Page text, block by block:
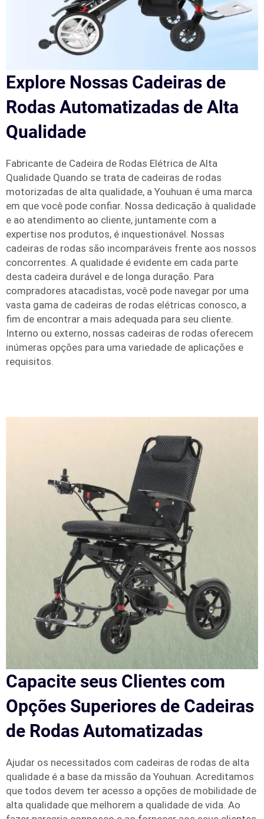
Explore Nossas Cadeiras de
Rodas Automatizadas de Alta
Qualidade
Fabricante de Cadeira de Rodas Elétrica de Alta
Qualidade Quando se trata de cadeiras de rodas
motorizadas de alta qualidade, a Youhuan é uma marca
em que você pode confiar. Nossa dedicação à qualidade
e ao atendimento ao cliente, juntamente com a
expertise nos produtos, é inquestionável. Nossas
cadeiras de rodas são incomparáveis frente aos nossos
concorrentes. A qualidade é evidente em cada parte
desta cadeira durável e de longa duração. Para
compradores atacadistas, você pode navegar por uma
vasta gama de cadeiras de rodas elétricas conosco, a
fim de encontrar a mais adequada para seu cliente.
Interno ou externo, nossas cadeiras de rodas oferecem
inúmeras opções para uma variedade de aplicações e
requisitos.
Capacite seus Clientes com
Opções Superiores de Cadeiras
de Rodas Automatizadas
Ajudar os necessitados com cadeiras de rodas de alta
qualidade é a base da missão da Youhuan. Acreditamos
que todos devem ter acesso a opções de mobilidade de
alta qualidade que melhorem a qualidade de vida. Ao